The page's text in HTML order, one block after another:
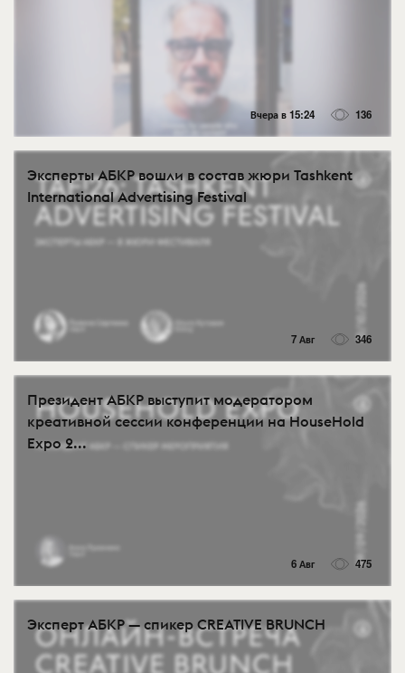
Вчера в 15:24 136
Эксперты АБКР вошли в состав жюри Tashkent
International Advertising Festival
7 Авг 346
Президент АБКР выступит модератором
креативной сессии конференции на HouseHold
Expo 2...
6 Авг 475
Эксперт АБКР — спикер CREATIVE BRUNCH